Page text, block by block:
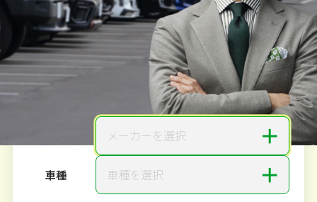
電話か出張か、高い方の査定を提案。
だから高価買取!
20秒で入力完了！
無料で カンタンWeb査定
ご依頼いただいたお車を丁寧に査定いたします
メーカーを選択 ＋
車種 車種を選択 ＋